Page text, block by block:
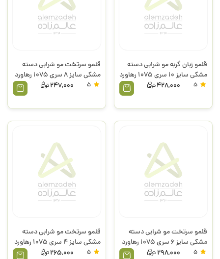
قلمو زبان گربه مو شرابی دسته
مشکی سایز 10 سری 1075 رهاورد
428,000
قلمو سرتخت مو شرابی دسته
مشکی سایز 8 سری 1075 رهاورد
247,000
قلمو سرتخت مو شرابی دسته
مشکی سایز 6 سری 1075 رهاورد
298,000
قلمو سرتخت مو شرابی دسته
مشکی سایز 4 سری 1075 رهاورد
265,000